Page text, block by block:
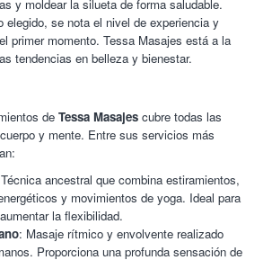
y moldear la silueta de forma saludable.
elegido, se nota el nivel de experiencia y
primer momento. Tessa Masajes está a la
tendencias en belleza y bienestar.
de Tessa Masajes cubre todas las
y mente. Entre sus servicios más
ancestral que combina estiramientos,
y movimientos de yoga. Ideal para
la flexibilidad.
: Masaje rítmico y envolvente realizado
Proporciona una profunda sensación de